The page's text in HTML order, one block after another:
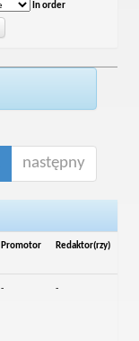
In order
następny
Promotor Redaktor(rzy)
- -